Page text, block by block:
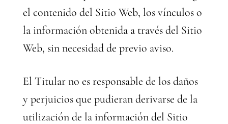
el contenido del Sitio Web, los vínculos o
la información obtenida a través del Sitio
Web, sin necesidad de previo aviso.
El Titular no es responsable de los daños
y perjuicios que pudieran derivarse de la
utilización de la información del Sitio